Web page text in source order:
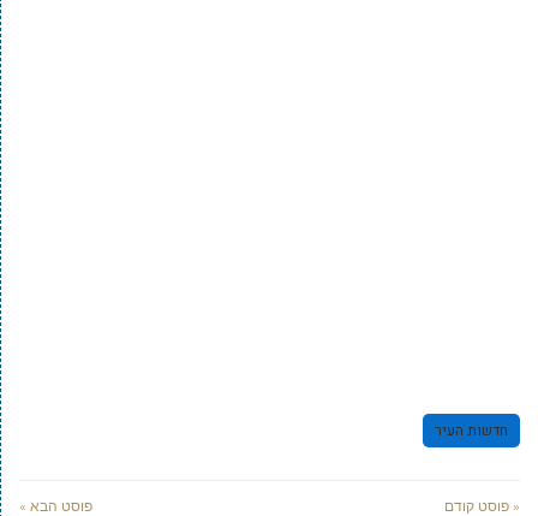
חדשות העיר
« פוסט קודם פוסט הבא »